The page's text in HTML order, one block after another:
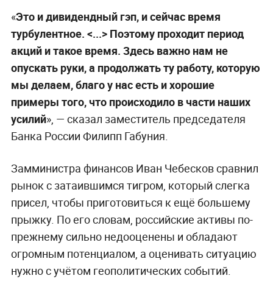
«Это и дивидендный гэп, и сейчас время
турбулентное. <...> Поэтому проходит период
акций и такое время. Здесь важно нам не
опускать руки, а продолжать ту работу, которую
мы делаем, благо у нас есть и хорошие
примеры того, что происходило в части наших
усилий», — сказал заместитель председателя
Банка России Филипп Габуния.
Замминистра финансов Иван Чебесков сравнил
рынок с затаившимся тигром, который слегка
присел, чтобы приготовиться к ещё большему
прыжку. По его словам, российские активы по-
прежнему сильно недооценены и обладают
огромным потенциалом, а оценивать ситуацию
нужно с учётом геополитических событий.